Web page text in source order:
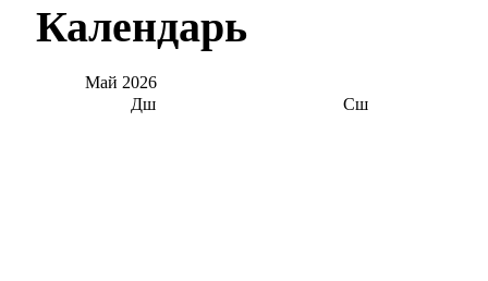
Календарь
Май 2026
Дш
Сш